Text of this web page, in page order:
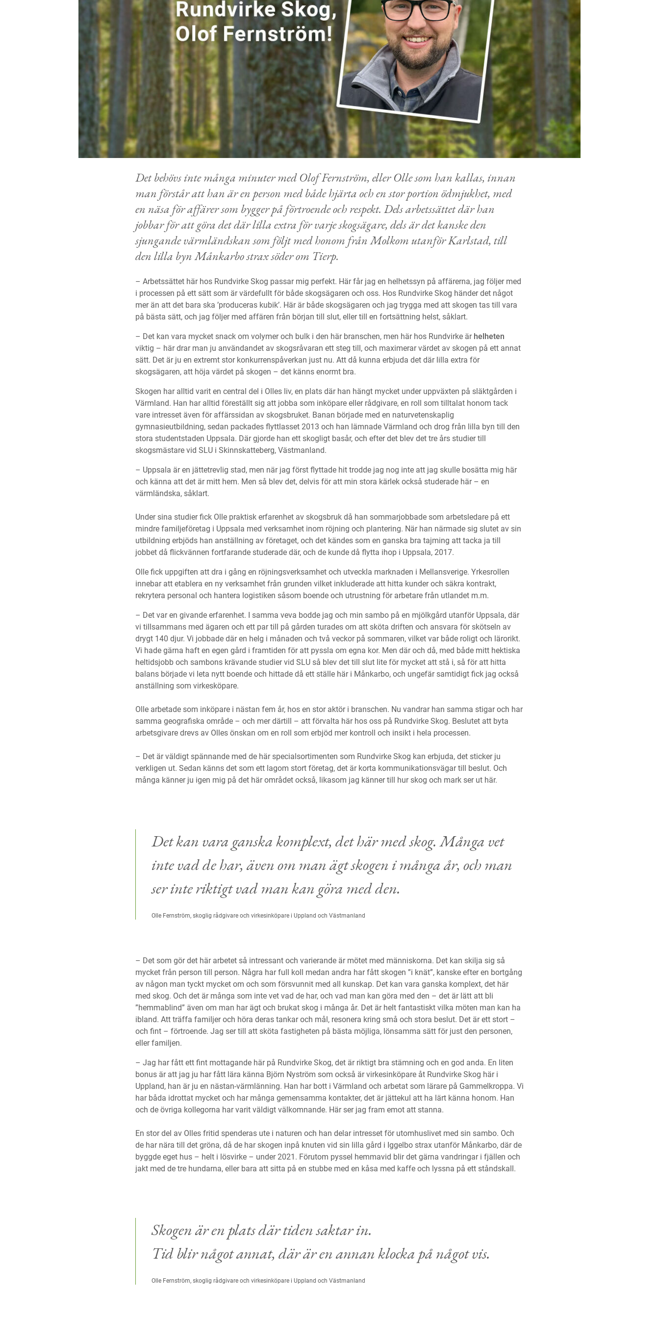
Det behövs inte många minuter med Olof Fernström, eller Olle som han kallas, innan
man förstår att han är en person med både hjärta och en stor portion ödmjukhet, med
en näsa för affärer som bygger på förtroende och respekt. Dels arbetssättet där han
jobbar för att göra det där lilla extra för varje skogsägare, dels är det kanske den
sjungande värmländskan som följt med honom från Molkom utanför Karlstad, till
den lilla byn Månkarbo strax söder om Tierp.
– Arbetssättet här hos Rundvirke Skog passar mig perfekt. Här får jag en helhetssyn på affärerna, jag följer med
i processen på ett sätt som är värdefullt för både skogsägaren och oss. Hos Rundvirke Skog händer det något
mer än att det bara ska ’produceras kubik’. Här är både skogsägaren och jag trygga med att skogen tas till vara
på bästa sätt, och jag följer med affären från början till slut, eller till en fortsättning helst, såklart.
– Det kan vara mycket snack om volymer och bulk i den här branschen, men här hos Rundvirke är helheten
viktig – här drar man ju användandet av skogsråvaran ett steg till, och maximerar värdet av skogen på ett annat
sätt. Det är ju en extremt stor konkurrenspåverkan just nu. Att då kunna erbjuda det där lilla extra för
skogsägaren, att höja värdet på skogen – det känns enormt bra.
Skogen har alltid varit en central del i Olles liv, en plats där han hängt mycket under uppväxten på släktgården i
Värmland. Han har alltid föreställt sig att jobba som inköpare eller rådgivare, en roll som tilltalat honom tack
vare intresset även för affärssidan av skogsbruket. Banan började med en naturvetenskaplig
gymnasieutbildning, sedan packades flyttlasset 2013 och han lämnade Värmland och drog från lilla byn till den
stora studentstaden Uppsala. Där gjorde han ett skogligt basår, och efter det blev det tre års studier till
skogsmästare vid SLU i Skinnskatteberg, Västmanland.
– Uppsala är en jättetrevlig stad, men när jag först flyttade hit trodde jag nog inte att jag skulle bosätta mig här
och känna att det är mitt hem. Men så blev det, delvis för att min stora kärlek också studerade här – en
värmländska, såklart.
Under sina studier fick Olle praktisk erfarenhet av skogsbruk då han sommarjobbade som arbetsledare på ett
mindre familjeföretag i Uppsala med verksamhet inom röjning och plantering. När han närmade sig slutet av sin
utbildning erbjöds han anställning av företaget, och det kändes som en ganska bra tajming att tacka ja till
jobbet då flickvännen fortfarande studerade där, och de kunde då flytta ihop i Uppsala, 2017.
Olle fick uppgiften att dra i gång en röjningsverksamhet och utveckla marknaden i Mellansverige. Yrkesrollen
innebar att etablera en ny verksamhet från grunden vilket inkluderade att hitta kunder och säkra kontrakt,
rekrytera personal och hantera logistiken såsom boende och utrustning för arbetare från utlandet m.m.
– Det var en givande erfarenhet. I samma veva bodde jag och min sambo på en mjölkgård utanför Uppsala, där
vi tillsammans med ägaren och ett par till på gården turades om att sköta driften och ansvara för skötseln av
drygt 140 djur. Vi jobbade där en helg i månaden och två veckor på sommaren, vilket var både roligt och lärorikt.
Vi hade gärna haft en egen gård i framtiden för att pyssla om egna kor. Men där och då, med både mitt hektiska
heltidsjobb och sambons krävande studier vid SLU så blev det till slut lite för mycket att stå i, så för att hitta
balans började vi leta nytt boende och hittade då ett ställe här i Månkarbo, och ungefär samtidigt fick jag också
anställning som virkesköpare.
Olle arbetade som inköpare i nästan fem år, hos en stor aktör i branschen. Nu vandrar han samma stigar och har
samma geografiska område – och mer därtill – att förvalta här hos oss på Rundvirke Skog. Beslutet att byta
arbetsgivare drevs av Olles önskan om en roll som erbjöd mer kontroll och insikt i hela processen.
– Det är väldigt spännande med de här specialsortimenten som Rundvirke Skog kan erbjuda, det sticker ju
verkligen ut. Sedan känns det som ett lagom stort företag, det är korta kommunikationsvägar till beslut. Och
många känner ju igen mig på det här området också, likasom jag känner till hur skog och mark ser ut här.
Det kan vara ganska komplext, det här med skog. Många vet
inte vad de har, även om man ägt skogen i många år, och man
ser inte riktigt vad man kan göra med den.
Olle Fernström, skoglig rådgivare och virkesinköpare i Uppland och Västmanland
– Det som gör det här arbetet så intressant och varierande är mötet med människorna. Det kan skilja sig så
mycket från person till person. Några har full koll medan andra har fått skogen ”i knät”, kanske efter en bortgång
av någon man tyckt mycket om och som försvunnit med all kunskap. Det kan vara ganska komplext, det här
med skog. Och det är många som inte vet vad de har, och vad man kan göra med den – det är lätt att bli
”hemmablind” även om man har ägt och brukat skog i många år. Det är helt fantastiskt vilka möten man kan ha
ibland. Att träffa familjer och höra deras tankar och mål, resonera kring små och stora beslut. Det är ett stort –
och fint – förtroende. Jag ser till att sköta fastigheten på bästa möjliga, lönsamma sätt för just den personen,
eller familjen.
– Jag har fått ett fint mottagande här på Rundvirke Skog, det är riktigt bra stämning och en god anda. En liten
bonus är att jag ju har fått lära känna Björn Nyström som också är virkesinköpare åt Rundvirke Skog här i
Uppland, han är ju en nästan-värmlänning. Han har bott i Värmland och arbetat som lärare på Gammelkroppa. Vi
har båda idrottat mycket och har många gemensamma kontakter, det är jättekul att ha lärt känna honom. Han
och de övriga kollegorna har varit väldigt välkomnande. Här ser jag fram emot att stanna.
En stor del av Olles fritid spenderas ute i naturen och han delar intresset för utomhuslivet med sin sambo. Och
de har nära till det gröna, då de har skogen inpå knuten vid sin lilla gård i Iggelbo strax utanför Månkarbo, där de
byggde eget hus – helt i lösvirke – under 2021. Förutom pyssel hemmavid blir det gärna vandringar i fjällen och
jakt med de tre hundarna, eller bara att sitta på en stubbe med en kåsa med kaffe och lyssna på ett ståndskall.
Skogen är en plats där tiden saktar in.
Tid blir något annat, där är en annan klocka på något vis.
Olle Fernström, skoglig rådgivare och virkesinköpare i Uppland och Västmanland